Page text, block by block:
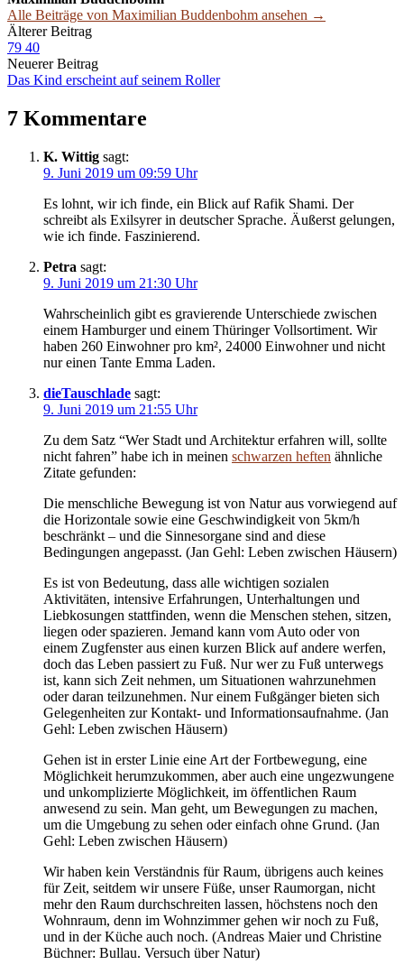
Alle Beiträge von Maximilian Buddenbohm ansehen →
Beitrags-
Navigation
Älterer Beitrag
79 40
Neuerer Beitrag
Das Kind erscheint auf seinem Roller
7 Kommentare
K. Wittig sagt:
9. Juni 2019 um 09:59 Uhr
Es lohnt, wir ich finde, ein Blick auf Rafik Shami. Der
schreibt als Exilsyrer in deutscher Sprache. Äußerst gelungen,
wie ich finde. Faszinierend.
Petra sagt:
9. Juni 2019 um 21:30 Uhr
Wahrscheinlich gibt es gravierende Unterschiede zwischen
einem Hamburger und einem Thüringer Vollsortiment. Wir
haben 260 Einwohner pro km², 24000 Einwohner und nicht
nur einen Tante Emma Laden.
dieTauschlade sagt:
9. Juni 2019 um 21:55 Uhr
Zu dem Satz “Wer Stadt und Architektur erfahren will, sollte
nicht fahren” habe ich in meinen schwarzen heften ähnliche
Zitate gefunden:
Die menschliche Bewegung ist von Natur aus vorwiegend auf
die Horizontale sowie eine Geschwindigkeit von 5km/h
beschränkt – und die Sinnesorgane sind and diese
Bedingungen angepasst. (Jan Gehl: Leben zwischen Häusern)
Es ist von Bedeutung, dass alle wichtigen sozialen
Aktivitäten, intensive Erfahrungen, Unterhaltungen und
Liebkosungen stattfinden, wenn die Menschen stehen, sitzen,
liegen oder spazieren. Jemand kann vom Auto oder von
einem Zugfenster aus einen kurzen Blick auf andere werfen,
doch das Leben passiert zu Fuß. Nur wer zu Fuß unterwegs
ist, kann sich Zeit nehmen, um Situationen wahrzunehmen
oder daran teilzunehmen. Nur einem Fußgänger bieten sich
Gelegenheiten zur Kontakt- und Informationsaufnahme. (Jan
Gehl: Leben zwischen Häusern)
Gehen ist in erster Linie eine Art der Fortbewegung, eine
Möglichkeit herumzukommen, aber auch eine ungezwungene
und unkomplizierte Möglichkeit, im öffentlichen Raum
anwesend zu sein. Man geht, um Bewegungen zu machen,
um die Umgebung zu sehen oder einfach ohne Grund. (Jan
Gehl: Leben zwischen Häusern)
Wir haben kein Verständnis für Raum, übrigens auch keines
für Zeit, seitdem wir unsere Füße, unser Raumorgan, nicht
mehr den Raum durchschreiten lassen, höchstens noch den
Wohnraum, denn im Wohnzimmer gehen wir noch zu Fuß,
und in der Küche auch noch. (Andreas Maier und Christine
Büchner: Bullau. Versuch über Natur)